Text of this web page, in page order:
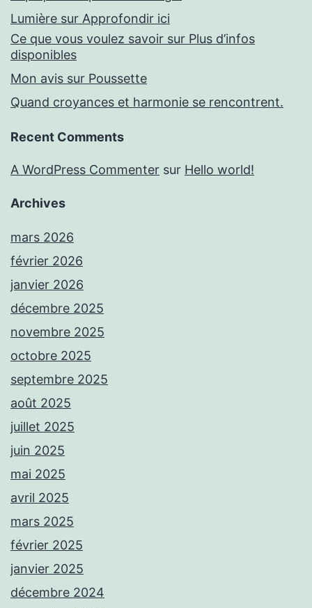
Lumière sur Approfondir ici
Ce que vous voulez savoir sur Plus d’infos
disponibles
Mon avis sur Poussette
Quand croyances et harmonie se rencontrent.
Recent Comments
A WordPress Commenter sur Hello world!
Archives
mars 2026
février 2026
janvier 2026
décembre 2025
novembre 2025
octobre 2025
septembre 2025
août 2025
juillet 2025
juin 2025
mai 2025
avril 2025
mars 2025
février 2025
janvier 2025
décembre 2024